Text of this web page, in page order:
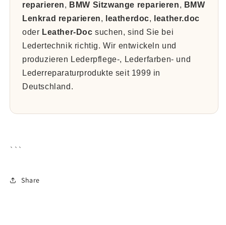
reparieren, BMW Sitzwange reparieren, BMW
Lenkrad reparieren, leatherdoc,
leather.doc
oder Leather-Doc suchen, sind Sie bei
Ledertechnik richtig. Wir entwickeln und
produzieren Lederpflege-, Lederfarben- und
Lederreparaturprodukte seit 1999 in
Deutschland.
```
Share